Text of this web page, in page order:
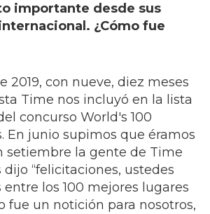
importante desde sus
¿Cómo fue
2019, con nueve, diez meses
Time nos incluyó en la lista
concurso World's 100
En junio supimos que éramos
setiembre la gente de Time
“felicitaciones, ustedes
los 100 mejores lugares
fue un notición para nosotros,